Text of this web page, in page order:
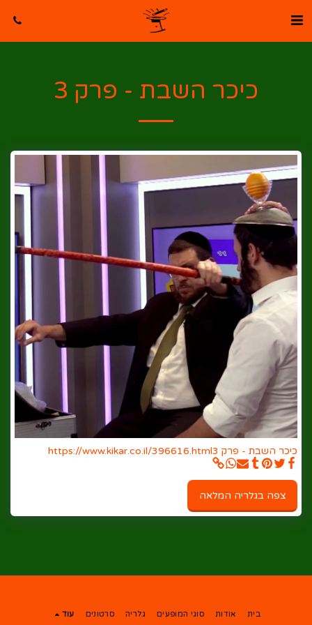
כיכר השבת - פרק 3
כיכר השבת - פרק 3 https://www.kikar.co.il/396616.html
צפה בגלריה המלאה
בית אודות סוגי המופעים גלריה סרטונים עוד